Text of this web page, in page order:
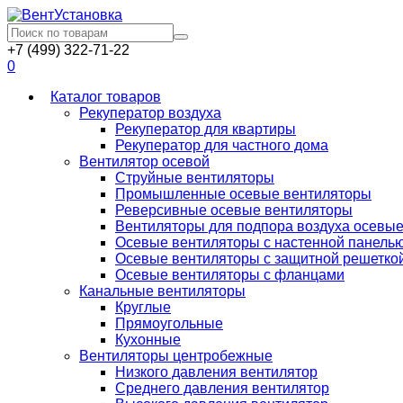
+7 (499) 322-71-22
0
Каталог товаров
Рекуператор воздуха
Рекуператор для квартиры
Рекуператор для частного дома
Вентилятор осевой
Струйные вентиляторы
Промышленные осевые вентиляторы
Реверсивные осевые вентиляторы
Вентиляторы для подпора воздуха осевые
Осевые вентиляторы с настенной
Осевые вентиляторы с защитной
Осевые вентиляторы с фланцами
Канальные вентиляторы
Круглые
Прямоугольные
Кухонные
Вентиляторы центробежные
Низкого давления вентилятор
Среднего давления вентилятор